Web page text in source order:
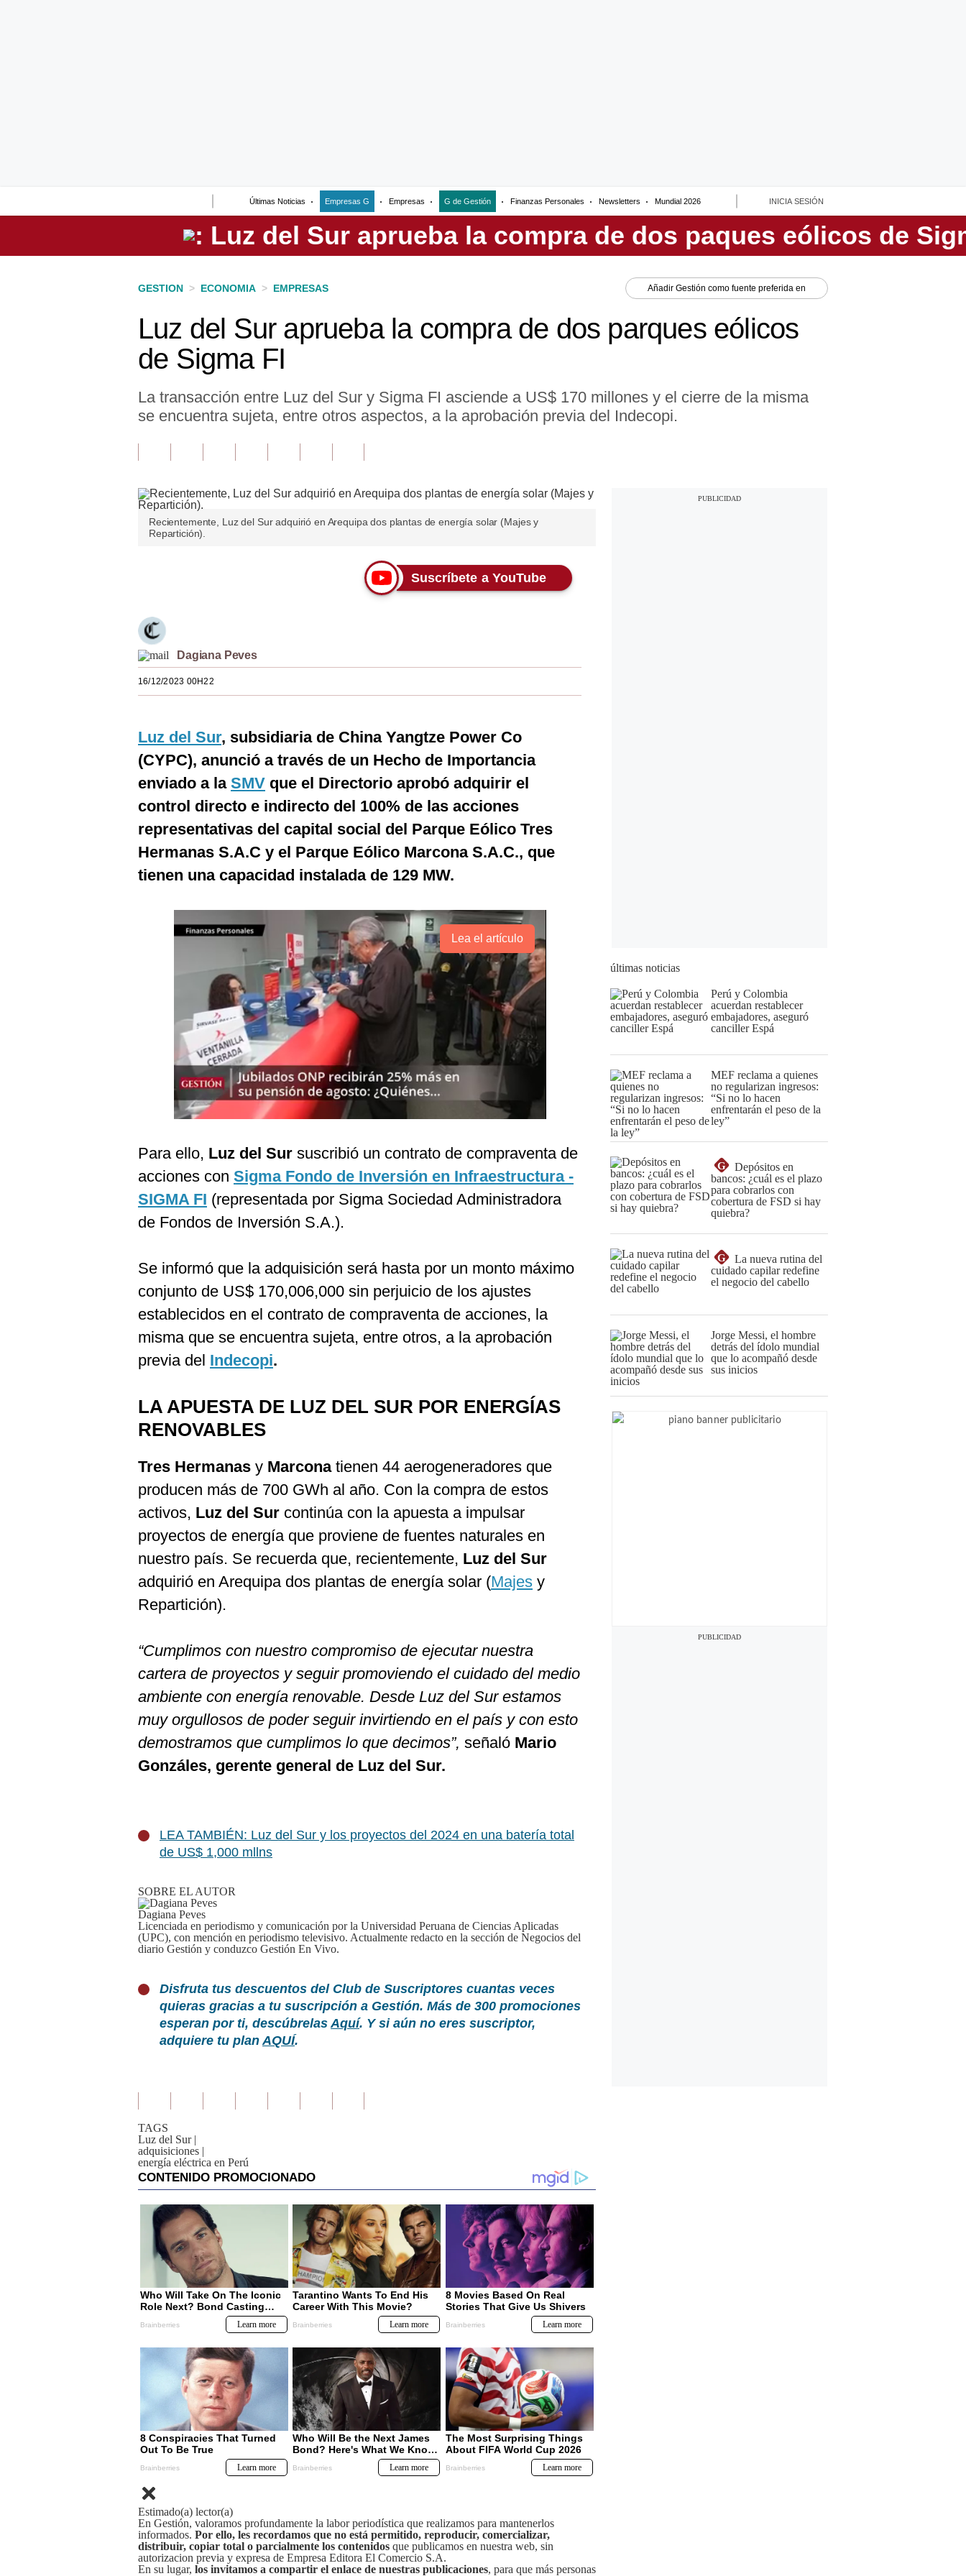
Últimas Noticias Empresas G Empresas G de Gestión Finanzas Personales Newsletters Mundial 2026 INICIA SESIÓN
Perú
GESTION > ECONOMIA > EMPRESAS Añadir Gestión como fuente preferida en
Luz del Sur aprueba la compra de dos parques eólicos
de Sigma FI
La transacción entre Luz del Sur y Sigma FI asciende a US$ 170 millones y el cierre de la misma
se encuentra sujeta, entre otros aspectos, a la aprobación previa del Indecopi.
Recientemente, Luz del Sur adquirió en Arequipa dos plantas de energía solar (Majes y
Repartición).
Suscríbete a YouTube
Dagiana Peves
16/12/2023 00H22
Luz del Sur, subsidiaria de China Yangtze Power Co
(CYPC), anunció a través de un Hecho de Importancia
enviado a la SMV que el Directorio aprobó adquirir el
control directo e indirecto del 100% de las acciones
representativas del capital social del Parque Eólico Tres
Hermanas S.A.C y el Parque Eólico Marcona S.A.C., que
tienen una capacidad instalada de 129 MW.
Lea el artículo
Para ello, Luz del Sur suscribió un contrato de compraventa de
acciones con Sigma Fondo de Inversión en Infraestructura -
SIGMA FI (representada por Sigma Sociedad Administradora
de Fondos de Inversión S.A.).
Se informó que la adquisición será hasta por un monto máximo
conjunto de US$ 170,006,000 sin perjuicio de los ajustes
establecidos en el contrato de compraventa de acciones, la
misma que se encuentra sujeta, entre otros, a la aprobación
previa del Indecopi.
LA APUESTA DE LUZ DEL SUR POR ENERGÍAS
RENOVABLES
Tres Hermanas y Marconatienen 44 aerogeneradores que
producen más de 700 GWh al año. Con la compra de estos
activos, Luz del Sur continúa con la apuesta a impulsar
proyectos de energía que proviene de fuentes naturales en
nuestro país. Se recuerda que, recientemente, Luz del Sur
adquirió en Arequipa dos plantas de energía solar (Majes y
Repartición).
“Cumplimos con nuestro compromiso de ejecutar nuestra
cartera de proyectos y seguir promoviendo el cuidado del medio
ambiente con energía renovable. Desde Luz del Sur estamos
muy orgullosos de poder seguir invirtiendo en el país y con esto
demostramos que cumplimos lo que decimos”, señaló Mario
Gonzáles, gerente general de Luz del Sur.
LEA TAMBIÉN: Luz del Sur y los proyectos del 2024 en una batería total
de US$ 1,000 mllns
SOBRE EL AUTOR
Dagiana Peves
Licenciada en periodismo y comunicación por la Universidad Peruana de Ciencias Aplicadas
(UPC), con mención en periodismo televisivo. Actualmente redacto en la sección de Negocios del
diario Gestión y conduzco Gestión En Vivo.
Disfruta tus descuentos del Club de Suscriptores cuantas veces
quieras gracias a tu suscripción a Gestión. Más de 300 promociones
esperan por ti, descúbrelasAquí. Y si aún no eres suscriptor,
adquiere tu planAQUÍ.
TAGS
Luz del Sur |
adquisiciones |
energía eléctrica en Perú
Estimado(a) lector(a)
En Gestión, valoramos profundamente la labor periodística que realizamos para mantenerlos
informados. Por ello, les recordamos que no está permitido, reproducir, comercializar,
distribuir, copiar total o parcialmente los contenidos que publicamos en nuestra web, sin
autorizacion previa y expresa de Empresa Editora El Comercio S.A.
En su lugar, los invitamos a compartir el enlace de nuestras publicaciones, para que más personas
últimas noticias
Perú y Colombia
acuerdan restablecer
embajadores, aseguró
canciller Espá
MEF reclama a quienes
no regularizan ingresos:
“Si no lo hacen
enfrentarán el peso de la
ley”
G
Depósitos en
bancos: ¿cuál es el plazo
para cobrarlos con
cobertura de FSD si hay
quiebra?
G
La nueva rutina del
cuidado capilar redefine
el negocio del cabello
Jorge Messi, el hombre
detrás del ídolo mundial
que lo acompañó desde
sus inicios